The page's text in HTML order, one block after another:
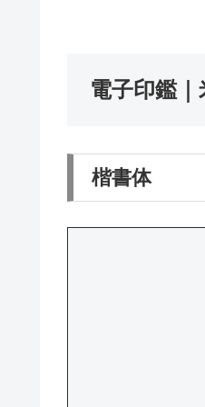
電子印鑑｜
楷書体